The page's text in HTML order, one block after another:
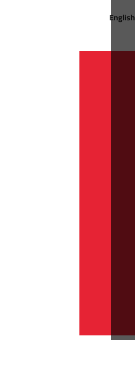
English